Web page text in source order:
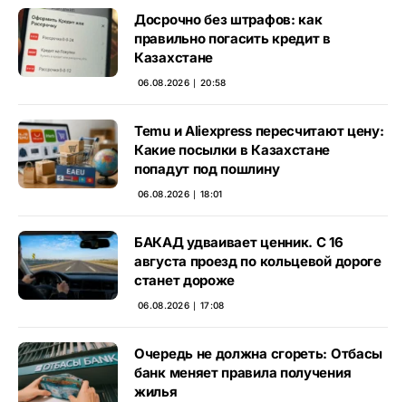
Досрочно без штрафов: как
правильно погасить кредит в
Казахстане
06.08.2026 ∣ 20:58
Temu и Aliexpress пересчитают цену:
Какие посылки в Казахстане
попадут под пошлину
06.08.2026 ∣ 18:01
БАКАД удваивает ценник. С 16
августа проезд по кольцевой дороге
станет дороже
06.08.2026 ∣ 17:08
Очередь не должна сгореть: Отбасы
банк меняет правила получения
жилья